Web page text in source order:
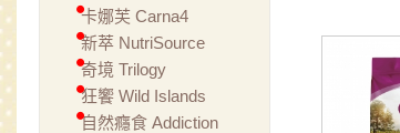
卡娜芙 Carna4
新萃 NutriSource
奇境 Trilogy
狂饗 Wild Islands
自然癮食 Addiction